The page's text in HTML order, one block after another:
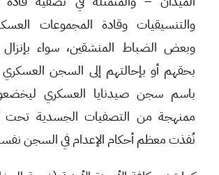
والتنسيقيات وقادة المجموعات
وبعض الضباط المنشقين، سواء بإنزال
بحقهم أو بإحالتهم إلى السجن العسكري
باسم سجن صيدنايا العسكري
ممنهجة من التصفيات الجسدية تحت
نُفذت معظم أحكام الإعدام في السجن